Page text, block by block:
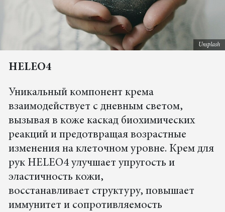
Unsplash
HELEO4
Уникальный компонент крема
взаимодействует с дневным светом,
вызывая в коже каскад биохимических
реакций и предотвращая возрастные
изменения на клеточном уровне. Крем для
рук HELEO4 улучшает упругость и
эластичность кожи,
восстанавливает структуру, повышает
иммунитет и сопротивляемость